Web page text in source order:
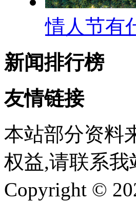
情人节有
新闻排行榜
友情链接
本站部分资料
权益,请联系
Copyright ©